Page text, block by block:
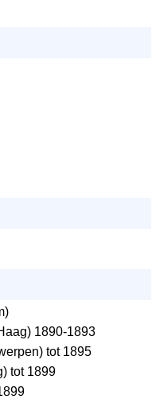
1890-1893
tot 1895
tot 1899